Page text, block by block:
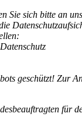
Sie sich bitte an
geschützt! Zur
für